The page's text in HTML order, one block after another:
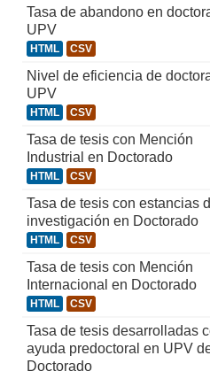
Tasa de abandono en
UPV
HTML CSV
Nivel de eficiencia de
UPV
HTML CSV
Tasa de tesis con Mención
Industrial en Doctorado
HTML CSV
Tasa de tesis con estancias
investigación en Doctorado
HTML CSV
Tasa de tesis con Mención
Internacional en Doctorado
HTML CSV
Tasa de tesis desarrolladas
ayuda predoctoral en UPV
Doctorado